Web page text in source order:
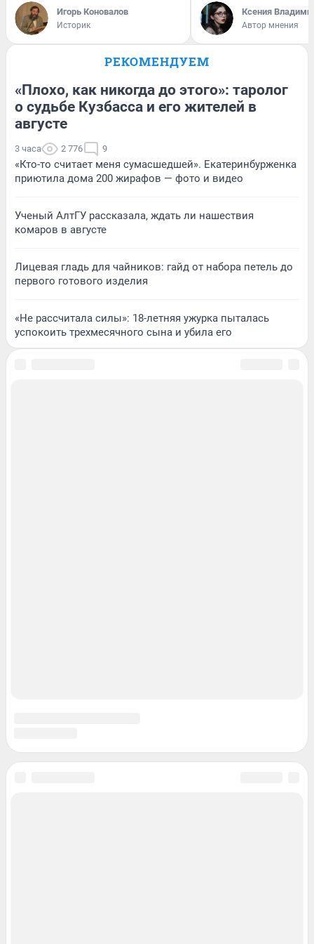
Игорь Коновалов
Историк
Ксения
Автор мнения
РЕКОМЕНДУЕМ
«Плохо, как никогда до этого»: таролог
о судьбе Кузбасса и его жителей в
августе
3 часа 2 776 9
«Кто-то считает меня сумасшедшей». Екатеринбурженка
приютила дома 200 жирафов — фото и видео
Ученый АлтГУ рассказала, ждать ли нашествия
комаров в августе
Лицевая гладь для чайников: гайд от набора петель до
первого готового изделия
«Не рассчитала силы»: 18-летняя ужурка пыталась
успокоить трехмесячного сына и убила его